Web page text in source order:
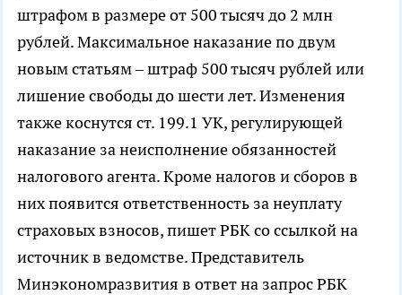
штрафом в размере от 500 тысяч до 2 млн
рублей. Максимальное наказание по двум
новым статьям – штраф 500 тысяч рублей или
лишение свободы до шести лет. Изменения
также коснутся ст. 199.1 УК, регулирующей
наказание за неисполнение обязанностей
налогового агента. Кроме налогов и сборов в
них появится ответственность за неуплату
страховых взносов, пишет РБК со ссылкой на
источник в ведомстве. Представитель
Минэкономразвития в ответ на запрос РБК